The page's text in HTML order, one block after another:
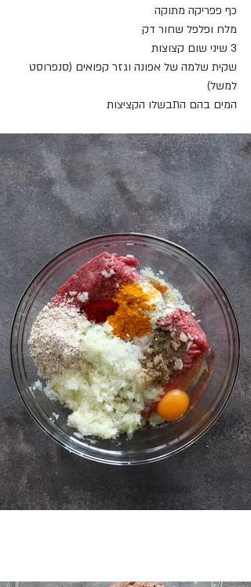
כף פפריקה מתוקה
מלח ופלפל שחור דק
3 שיני שום קצוצות
שקית שלמה של אפונה וגזר קפואים (סנפרוסט
למשל)
המים בהם התבשלו הקציצות